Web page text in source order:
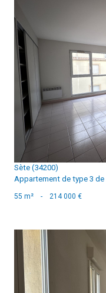
Sète (34200)
Appartement de type 3 de
55 m² - 214 000 €